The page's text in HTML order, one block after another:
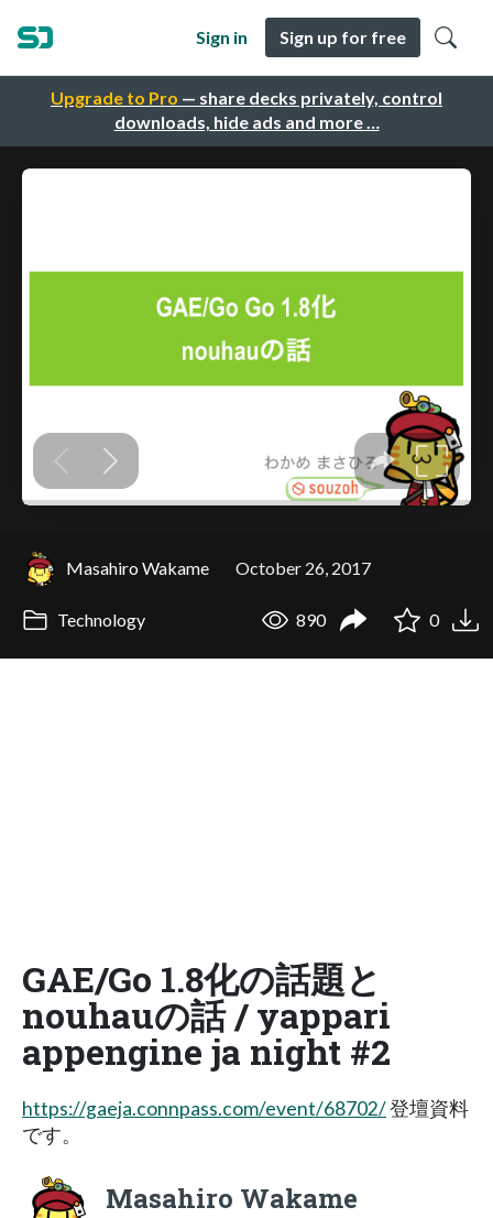
Upgrade to Pro — share decks privately, control
downloads, hide ads and more …
Sign in Sign up for free
Masahiro Wakame October 26, 2017
Technology 890 0
GAE/Go 1.8化の話題と
nouhauの話 / yappari
appengine ja night #2
https://gaeja.connpass.com/event/68702/登壇資料
です。
Masahiro Wakame